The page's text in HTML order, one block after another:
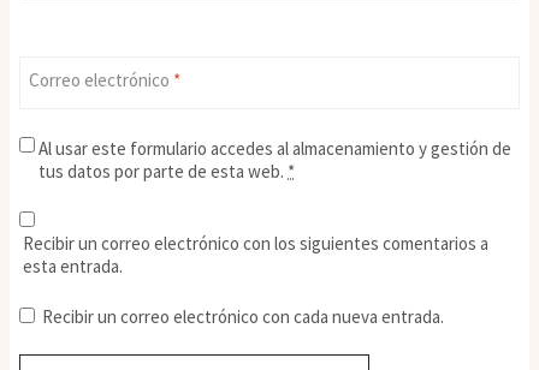
Correo electrónico *
Al usar este formulario accedes al almacenamiento y gestión de
tus datos por parte de esta web. *
Recibir un correo electrónico con los siguientes comentarios a
esta entrada.
Recibir un correo electrónico con cada nueva entrada.